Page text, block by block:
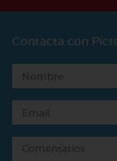
Contacta con